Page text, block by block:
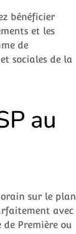
bénéficier
et les
de
sociales de la
au
sur le plan
avec
de Première ou